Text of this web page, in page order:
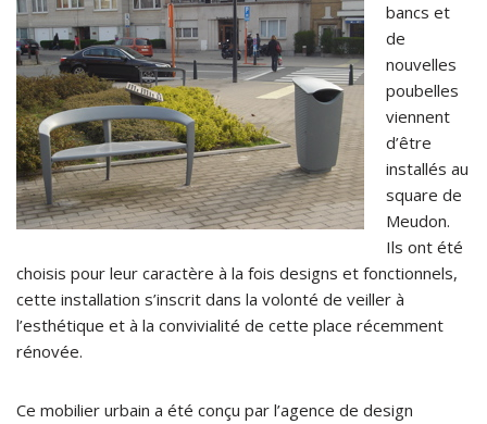
bancs et
de
nouvelles
poubelles
viennent
d’être
installés au
square de
Meudon.
Ils ont été
choisis pour leur caractère à la fois designs et fonctionnels,
cette installation s’inscrit dans la volonté de veiller à
l’esthétique et à la convivialité de cette place récemment
rénovée.
Ce mobilier urbain a été conçu par l’agence de design